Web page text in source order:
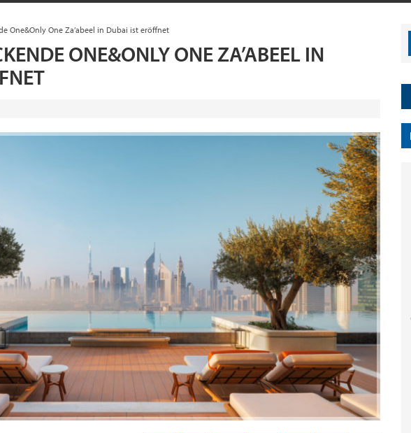
One&Only One Za’abeel in Dubai ist eröffnet
ONE&ONLY ONE ZA’ABEEL IN